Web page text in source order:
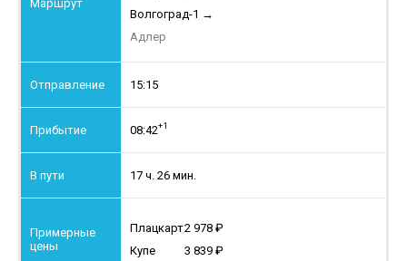
Волгоград-1 →
Адлер
15:15
08:42+1
17 ч. 26 мин.
Плацкарт2 978
Купе
3 839